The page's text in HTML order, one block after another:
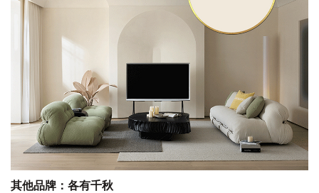
其他品牌：各有千秋